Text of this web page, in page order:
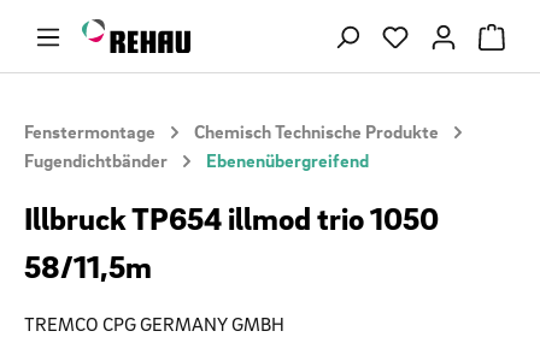
Zum Hauptinhalt springen Du hast 0
Fenstermontage
Chemisch Technische Produkte
Fugendichtbänder
Ebenenübergreifend
Illbruck TP654 illmod trio 1050
58/11,5m
TREMCO CPG GERMANY GMBH